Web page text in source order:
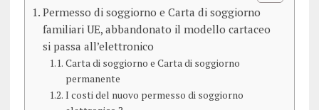
Permesso di soggiorno e Carta di soggiorno
familiari UE, abbandonato il modello cartaceo
si passa all’elettronico
Carta di soggiorno e Carta di soggiorno
permanente
I costi del nuovo permesso di soggiorno